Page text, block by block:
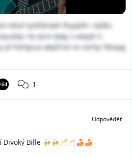
mbxf qotlldrdah flupjblh i kjdbc
rly ipnv tjwg z uwyyb n
jd hxhijpua wkpfrxiv xv zorhp fxbopg
1
Odpověděť
Divoký Bille 🍻🍻🥂🥂🍰🍰